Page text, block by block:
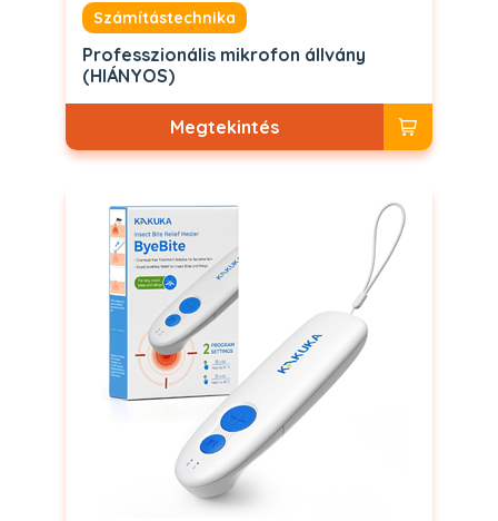
Számítástechnika
Professzionális mikrofon állvány
(HIÁNYOS)
Megtekintés